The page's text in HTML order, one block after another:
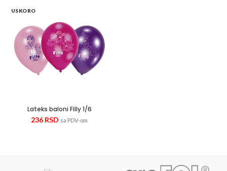
USKORO
Lateks baloni Filly 1/6
236 RSD sa PDV-om